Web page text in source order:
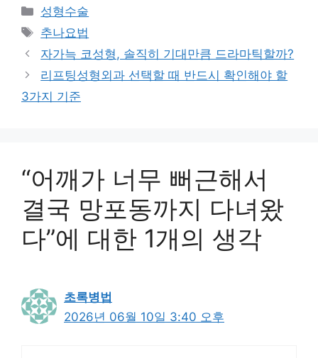
카
테
고
리
성형수술
태
그
추나요법
자가늑 코성형, 솔직히 기대만큼 드라마틱할까?
리프팅성형외과 선택할 때 반드시 확인해야 할
3가지 기준
“어깨가 너무 뻐근해서
결국 망포동까지 다녀왔
다”에 대한 1개의 생각
초록병법
2026년 06월 10일 3:40 오후